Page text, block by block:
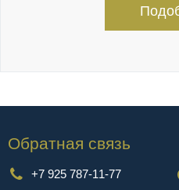
Обратная связь
+7 925 787-11-77